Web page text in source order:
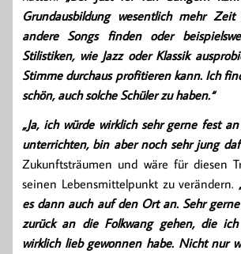
Grundausbildung wesentlich mehr
andere Songs finden oder
Stilistiken, wie Jazz oder Klassik
Stimme durchaus profitieren kann. Ich
schön, auch solche Schüler zu haben.“
„Ja, ich würde wirklich sehr gerne fest
unterrichten, bin aber noch sehr jung
Zukunftsträumen und wäre für diesen
seinen Lebensmittelpunkt zu verändern.
es dann auch auf den Ort an. Sehr
zurück an die Folkwang gehen, die
wirklich lieb gewonnen habe. Nicht nur